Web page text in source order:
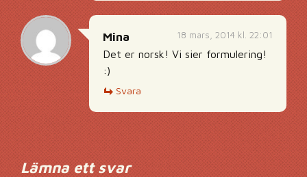
18 mars, 2014 kl. 22:01
Mina
Det er norsk! Vi sier formulering!
:)
Svara
Lämna ett svar